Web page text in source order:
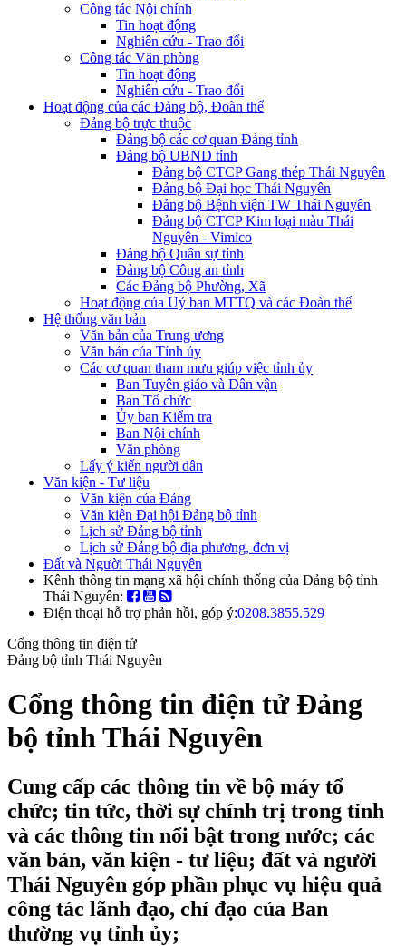
Công tác Nội chính
Tin hoạt động
Nghiên cứu - Trao đổi
Công tác Văn phòng
Tin hoạt động
Nghiên cứu - Trao đổi
Hoạt động của các Đảng bộ, Đoàn thể
Đảng bộ trực thuộc
Đảng bộ các cơ quan Đảng tỉnh
Đảng bộ UBND tỉnh
Đảng bộ CTCP Gang thép Thái Nguyên
Đảng bộ Đại học Thái Nguyên
Đảng bộ Bệnh viện TW Thái Nguyên
Đảng bộ CTCP Kim loại màu Thái
Nguyên - Vimico
Đảng bộ Quân sự tỉnh
Đảng bộ Công an tỉnh
Các Đảng bộ Phường, Xã
Hoạt động của Uỷ ban MTTQ và các Đoàn thể
Hệ thống văn bản
Văn bản của Trung ương
Văn bản của Tỉnh ủy
Các cơ quan tham mưu giúp việc tỉnh ủy
Ban Tuyên giáo và Dân vận
Ban Tổ chức
Ủy ban Kiểm tra
Ban Nội chính
Văn phòng
Lấy ý kiến người dân
Văn kiện - Tư liệu
Văn kiện của Đảng
Văn kiện Đại hội Đảng bộ tỉnh
Lịch sử Đảng bộ tỉnh
Lịch sử Đảng bộ địa phương, đơn vị
Đất và Người Thái Nguyên
Kênh thông tin mạng xã hội chính thống của Đảng bộ tỉnh
Thái Nguyên:
Điện thoại hỗ trợ phản hồi, góp ý:0208.3855.529
Cổng thông tin điện tử
Đảng bộ tỉnh Thái Nguyên
Cổng thông tin điện tử Đảng
bộ tỉnh Thái Nguyên
Cung cấp các thông tin về bộ máy tổ
chức; tin tức, thời sự chính trị trong tỉnh
và các thông tin nổi bật trong nước; các
văn bản, văn kiện - tư liệu; đất và người
Thái Nguyên góp phần phục vụ hiệu quả
công tác lãnh đạo, chỉ đạo của Ban
thường vụ tỉnh ủy;